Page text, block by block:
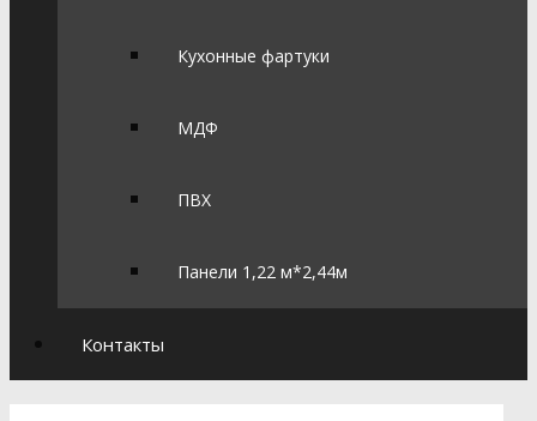
Кухонные фартуки
МДФ
ПВХ
Панели 1,22 м*2,44м
Контакты